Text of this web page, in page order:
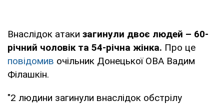
Внаслідок атаки загинули двоє людей – 60-
річний чоловік та 54-річна жінка. Про це
повідомив очільник Донецької ОВА Вадим
Філашкін.
"2 людини загинули внаслідок обстрілу